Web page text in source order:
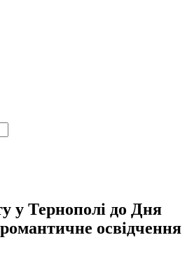
у Тернополі до Дня
романтичне освідчення